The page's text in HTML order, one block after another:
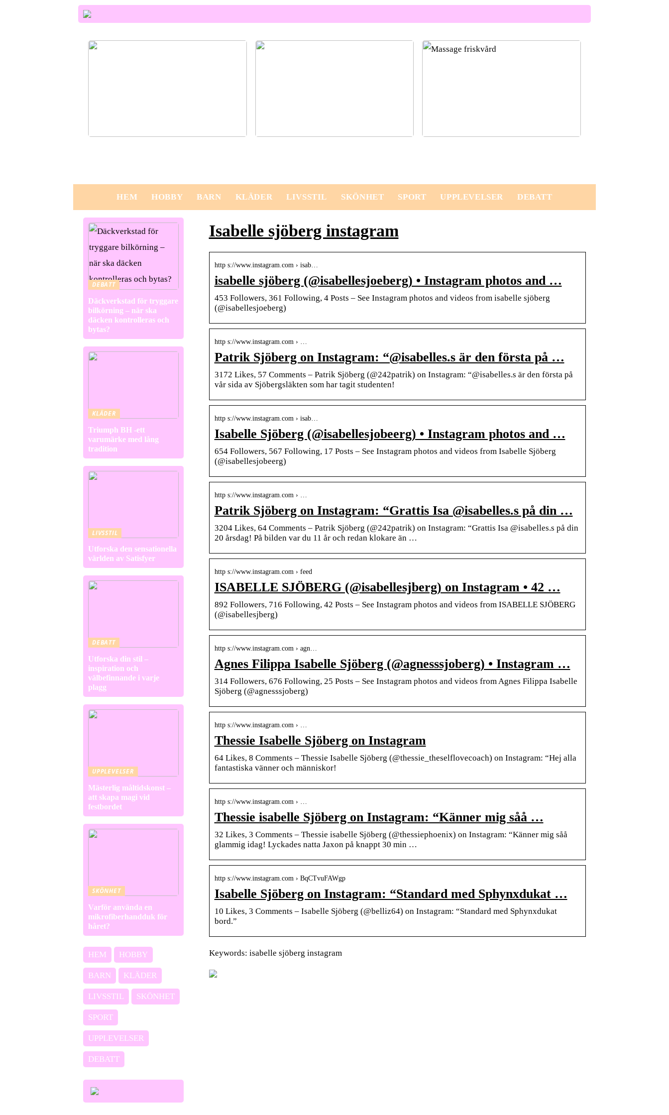
HEM HOBBY BARN KLÄDER LIVSSTIL SKÖNHET SPORT UPPLEVELSER DEBATT
Isabelle sjöberg instagram
http s://www.instagram.com › isab…
isabelle sjöberg (@isabellesjoeberg) • Instagram photos and …
453 Followers, 361 Following, 4 Posts – See Instagram photos and videos from isabelle sjöberg
(@isabellesjoeberg)
http s://www.instagram.com › …
Patrik Sjöberg on Instagram: “@isabelles.s är den första på …
3172 Likes, 57 Comments – Patrik Sjöberg (@242patrik) on Instagram: “@isabelles.s är den första på
vår sida av Sjöbergsläkten som har tagit studenten!
http s://www.instagram.com › isab…
Isabelle Sjöberg (@isabellesjobeerg) • Instagram photos and …
654 Followers, 567 Following, 17 Posts – See Instagram photos and videos from Isabelle Sjöberg
(@isabellesjobeerg)
http s://www.instagram.com › …
Patrik Sjöberg on Instagram: “Grattis Isa @isabelles.s på din …
3204 Likes, 64 Comments – Patrik Sjöberg (@242patrik) on Instagram: “Grattis Isa @isabelles.s på din
20 årsdag! På bilden var du 11 år och redan klokare än …
http s://www.instagram.com › feed
ISABELLE SJÖBERG (@isabellesjberg) on Instagram • 42 …
892 Followers, 716 Following, 42 Posts – See Instagram photos and videos from ISABELLE SJÖBERG
(@isabellesjberg)
http s://www.instagram.com › agn…
Agnes Filippa Isabelle Sjöberg (@agnesssjoberg) • Instagram …
314 Followers, 676 Following, 25 Posts – See Instagram photos and videos from Agnes Filippa Isabelle
Sjöberg (@agnesssjoberg)
http s://www.instagram.com › …
Thessie Isabelle Sjöberg on Instagram
64 Likes, 8 Comments – Thessie Isabelle Sjöberg (@thessie_theselflovecoach) on Instagram: “Hej alla
fantastiska vänner och människor!
http s://www.instagram.com › …
Thessie isabelle Sjöberg on Instagram: “Känner mig såå …
32 Likes, 3 Comments – Thessie isabelle Sjöberg (@thessiephoenix) on Instagram: “Känner mig såå
glammig idag! Lyckades natta Jaxon på knappt 30 min …
http s://www.instagram.com › BqCTvuFAWgp
Isabelle Sjöberg on Instagram: “Standard med Sphynxdukat …
10 Likes, 3 Comments – Isabelle Sjöberg (@belliz64) on Instagram: “Standard med Sphynxdukat
bord.”
Keywords: isabelle sjöberg instagram
DEBATT
Däckverkstad för tryggare
bilkörning – när ska
däcken kontrolleras och
bytas?
KLÄDER
Triumph BH -ett
varumärke med lång
tradition
LIVSSTIL
Utforska den sensationella
världen av Satisfyer
DEBATT
Utforska din stil –
inspiration och
välbefinnande i varje
plagg
UPPLEVELSER
Mästerlig måltidskonst –
att skapa magi vid
festbordet
SKÖNHET
Varför använda en
mikrofiberhandduk för
håret?
HEM HOBBY
BARN KLÄDER
LIVSSTIL SKÖNHET
SPORT
UPPLEVELSER
DEBATT